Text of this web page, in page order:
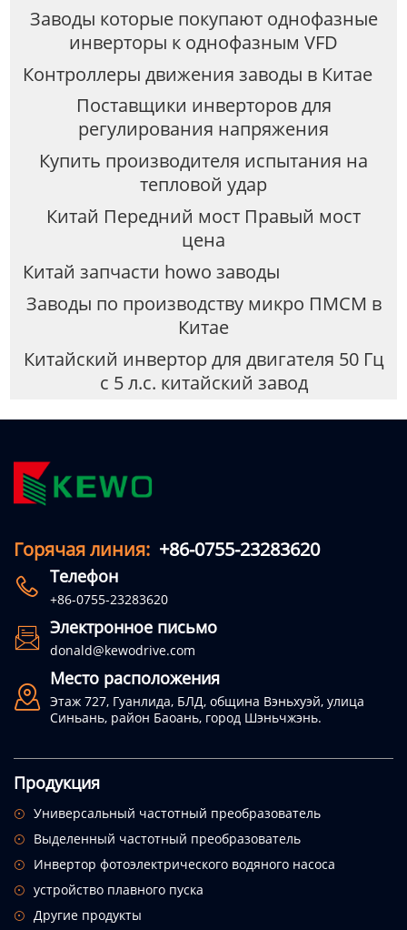
Заводы которые покупают однофазные
инверторы к однофазным VFD
Контроллеры движения заводы в Китае
Поставщики инверторов для
регулирования напряжения
Купить производителя испытания на
тепловой удар
Китай Передний мост Правый мост
цена
Китай запчасти howo заводы
Заводы по производству микро ПМСМ в
Китае
Китайский инвертор для двигателя 50 Гц
с 5 л.с. китайский завод
Горячая линия: +86-0755-23283620
 Телефон
+86-0755-23283620
 Электронное письмо
donald@kewodrive.com

Место расположения
Этаж 727, Гуанлида, БЛД, община Вэньхуэй, улица
Синьань, район Баоань, город Шэньчжэнь.
Продукция
 Универсальный частотный преобразователь
 Выделенный частотный преобразователь
 Инвертор фотоэлектрического водяного насоса
 устройство плавного пуска
 Другие продукты